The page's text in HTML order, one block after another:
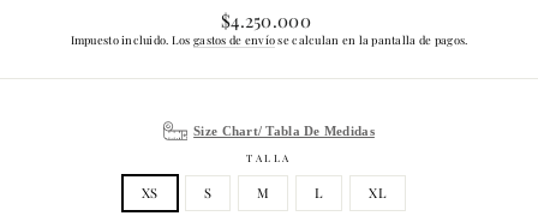
Precio
habitual
$4.250.000
Impuesto incluido. Los gastos de envíose calculan en la pantalla de pagos.
Size Chart/ Tabla De Medidas
TALLA
XS S M L XL